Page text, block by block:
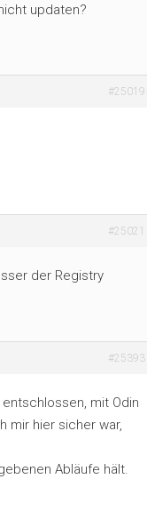
updaten?
#25019
#25021
der Registry
#25393
mit Odin
mir hier sicher war,
Abläufe hält.